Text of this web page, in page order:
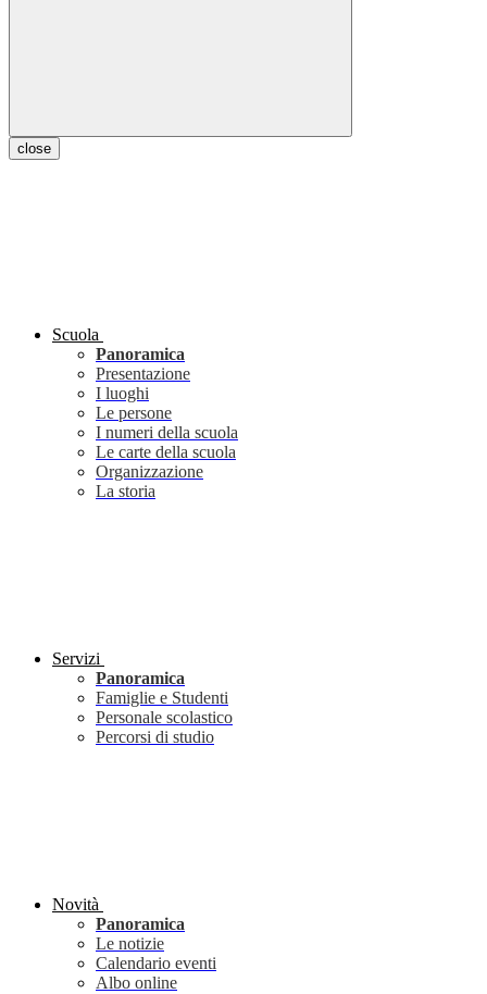
close
Scuola
Panoramica
Presentazione
I luoghi
Le persone
I numeri della scuola
Le carte della scuola
Organizzazione
La storia
Servizi
Panoramica
Famiglie e Studenti
Personale scolastico
Percorsi di studio
Novità
Panoramica
Le notizie
Calendario eventi
Albo online